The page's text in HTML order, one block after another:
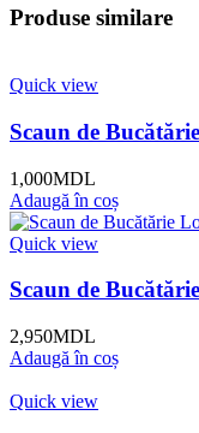
Produse similare
Quick view
Scaun de
1,000MDL
Adaugă în coș
Quick view
Scaun de
2,950MDL
Adaugă în coș
Quick view